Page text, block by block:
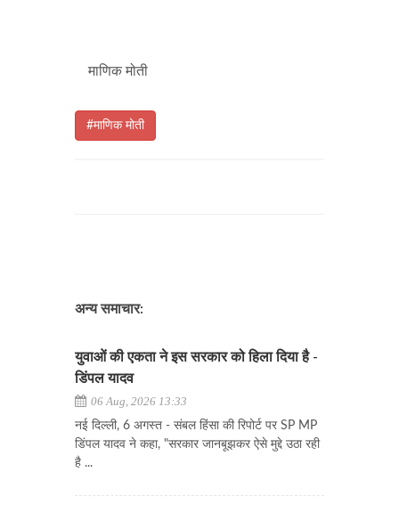
माणिक मोती
#माणिक मोती
अन्य समाचार:
युवाओं की एकता ने इस सरकार को हिला दिया है -
डिंपल यादव
06 Aug, 2026 13:33
नई दिल्ली, 6 अगस्त - संबल हिंसा की रिपोर्ट पर SP MP
डिंपल यादव ने कहा, "सरकार जानबूझकर ऐसे मुद्दे उठा रही
है ...